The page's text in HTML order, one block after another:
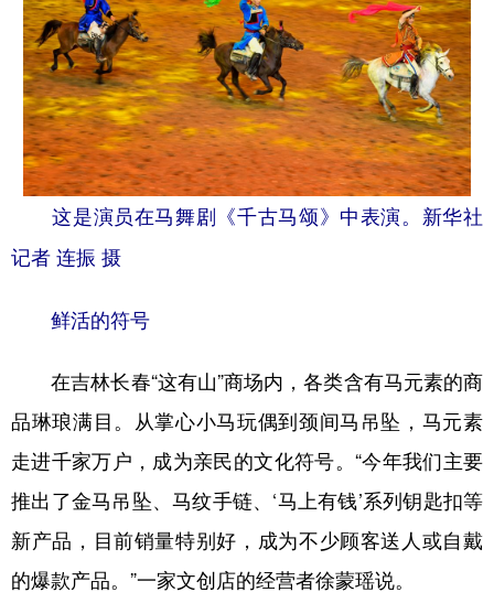
这是演员在马舞剧《千古马颂》中表演。新华社
记者 连振 摄
鲜活的符号
在吉林长春“这有山”商场内，各类含有马元素的商
品琳琅满目。从掌心小马玩偶到颈间马吊坠，马元素
走进千家万户，成为亲民的文化符号。“今年我们主要
推出了金马吊坠、马纹手链、‘马上有钱’系列钥匙扣等
新产品，目前销量特别好，成为不少顾客送人或自戴
的爆款产品。”一家文创店的经营者徐蒙瑶说。